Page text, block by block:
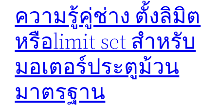
ความรู้คู่ช่าง ตั้งลิมิต
หรือlimit set สำหรับ
มอเตอร์ประตูม้วน
มาตรฐาน